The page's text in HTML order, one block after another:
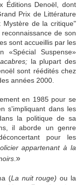
Éditions Denoël, dont
Prix de Littérature
de la critique"
de son
sont accueillis par les
«Spécial Suspense»
la plupart des
sont réédités chez
années 2000.
en 1985 pour se
s'impliquant dans les
la politique de sa
il aborde un genre
pour les
appartenant à la
»
(La nuit rouge) ou la